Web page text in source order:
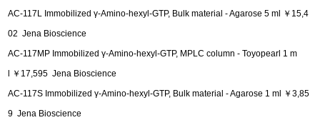
AC-117L Immobilized γ-Amino-hexyl-GTP, Bulk material - Agarose 5 ml ￥15,4
02 Jena Bioscience
AC-117MP Immobilized γ-Amino-hexyl-GTP, MPLC column - Toyopearl 1 m
l ￥17,595 Jena Bioscience
AC-117S Immobilized γ-Amino-hexyl-GTP, Bulk material - Agarose 1 ml ￥3,85
9 Jena Bioscience